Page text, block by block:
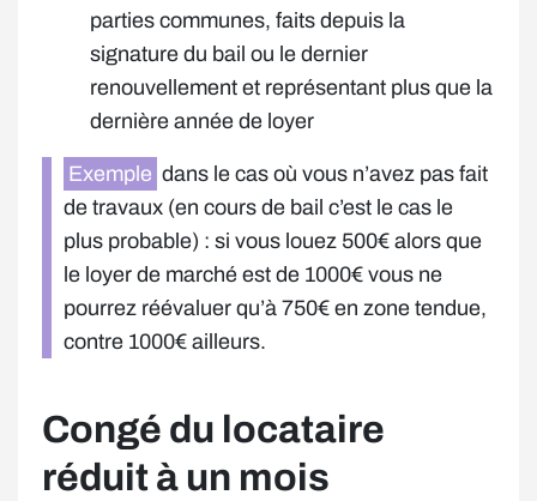
parties communes, faits depuis la
signature du bail ou le dernier
renouvellement et représentant plus que la
dernière année de loyer
Exemple dans le cas où vous n’avez pas fait
de travaux (en cours de bail c’est le cas le
plus probable) : si vous louez 500€ alors que
le loyer de marché est de 1000€ vous ne
pourrez réévaluer qu’à 750€ en zone tendue,
contre 1000€ ailleurs.
Congé du locataire
réduit à un mois